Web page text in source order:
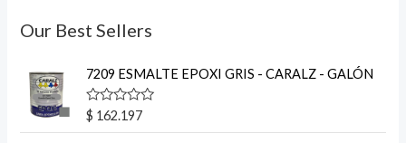
Our Best Sellers
7209 ESMALTE EPOXI GRIS - CARALZ - GALÓN
V
a
$ 162.197